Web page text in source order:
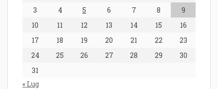
3
4 5 6 7 8
9
10
11 12 13 14 15
16
17
18 19 20 21 22
23
24
25 26 27 28 29
30
31
« Lug